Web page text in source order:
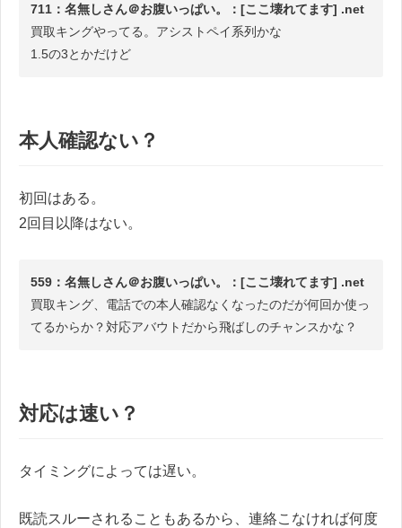
711：名無しさん＠お腹いっぱい。：[ここ壊れてます] .net
買取キングやってる。アシストペイ系列かな
1.5の3とかだけど
本人確認ない？
初回はある。
2回目以降はない。
559：名無しさん＠お腹いっぱい。：[ここ壊れてます] .net
買取キング、電話での本人確認なくなったのだが何回か使っ
てるからか？対応アバウトだから飛ばしのチャンスかな？
対応は速い？
タイミングによっては遅い。
既読スルーされることもあるから、連絡こなければ何度